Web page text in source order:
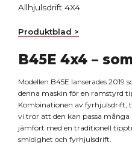
Allhjulsdrift 4X4
Produktblad >
B45E 4x4 –
Modellen B45E lanserades
denna maskin för en ramstyrd
Kombinationen av fyrhjulsdrift,
vi tror att den kan passa många
jämfört med en traditionell
smidighet och fyrhjulsdrift.